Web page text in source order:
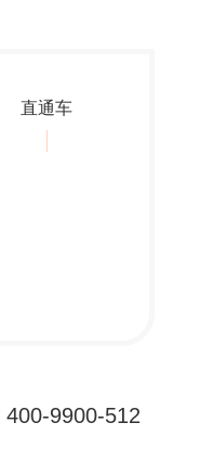
直通车
400-9900-512